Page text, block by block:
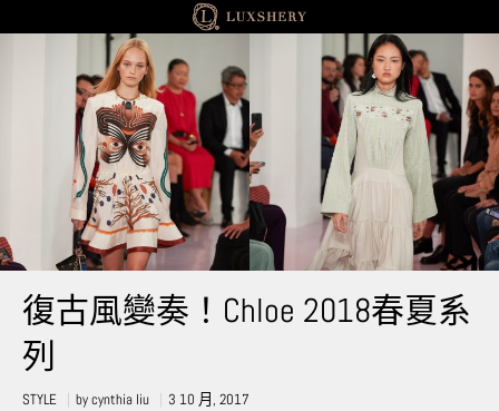
STYLE
復古風變奏！Chloe 2018春夏系
列
STYLE bycynthia liu 3 10 月, 2017